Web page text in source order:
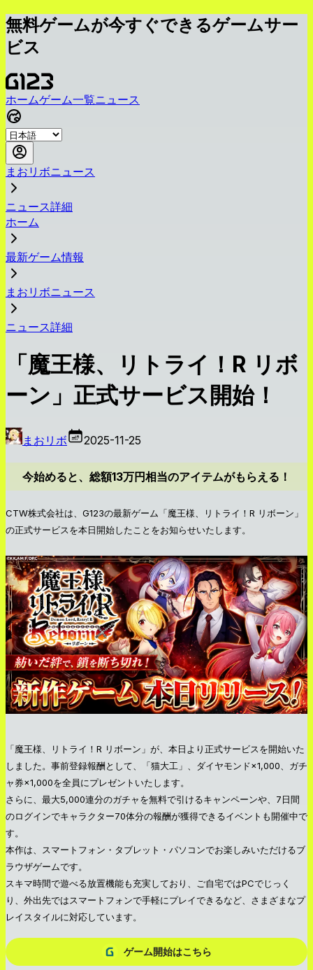
無料ゲームが今すぐできるゲームサー
ビス
ホームゲーム一覧ニュース
まおリボニュース
ニュース詳細
ホーム
最新ゲーム情報
まおリボニュース
ニュース詳細
「魔王様、リトライ！R リボ
ーン」正式サービス開始！
まおリボ 2025-11-25
今始めると、総額13万円相当のアイテムがもらえる！
CTW株式会社は、G123の最新ゲーム「魔王様、リトライ！R リボーン」
の正式サービスを本日開始したことをお知らせいたします。
「魔王様、リトライ！R リボーン」が、本日より正式サービスを開始いた
しました。事前登録報酬として、「猫大工」、ダイヤモンド×1,000、ガチ
ャ券×1,000を全員にプレゼントいたします。
さらに、最大5,000連分のガチャを無料で引けるキャンペーンや、7日間
のログインでキャラクター70体分の報酬が獲得できるイベントも開催中で
す。
本作は、スマートフォン・タブレット・パソコンでお楽しみいただけるブ
ラウザゲームです。
スキマ時間で遊べる放置機能も充実しており、ご自宅ではPCでじっく
り、外出先ではスマートフォンで手軽にプレイできるなど、さまざまなプ
レイスタイルに対応しています。
ゲーム開始はこちら